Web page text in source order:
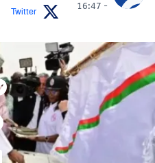
- 16:47
Twitter